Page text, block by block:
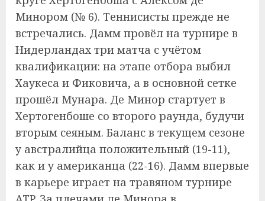
Минором (№ 6). Теннисисты прежде не
встречались. Дамм провёл на турнире в
Нидерландах три матча с учётом
квалификации: на этапе отбора выбил
Хаукеса и Фиковича, а в основной сетке
прошёл Мунара. Де Минор стартует в
Хертогенбоше со второго раунда, будучи
вторым сеяным. Баланс в текущем сезоне
у австралийца положительный (19-11),
как и у американца (22-16). Дамм впервые
в карьере играет на травяном турнире